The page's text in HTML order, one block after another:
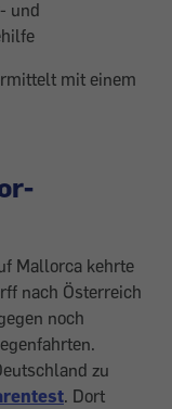
und
mit einem
Mallorca kehrte
nach Österreich
noch
zu
. Dort